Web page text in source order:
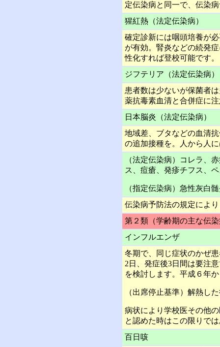
定伝染病と同一で、伝染
猩紅熱（法定伝染病）
確定診新には咽頭培養が
が有効。腎炎などの続発
性化すれば登校可能です。
ジフテリア（法定伝染病）
患者数は少ないが保菌者
薬抗毒素血清と合併症に
日本脳炎（法定伝染病）
地域差、ブタなどの血清
の追加接種を。人から人
（法定伝染病）コレラ、
ス、痘瘡、発疹チフス、
（指定伝染病）急性灰白
伝染病予防法の規定によ
第２類（学齢期の主な伝
インフルエンザ
冬期で、同じ症状のかぜ
2日、発症後3日間は要注
を検討します。平成６年
（出席停止基準）解熱し
病状により学校医その他
と認めた時はこの限りで
百日咳